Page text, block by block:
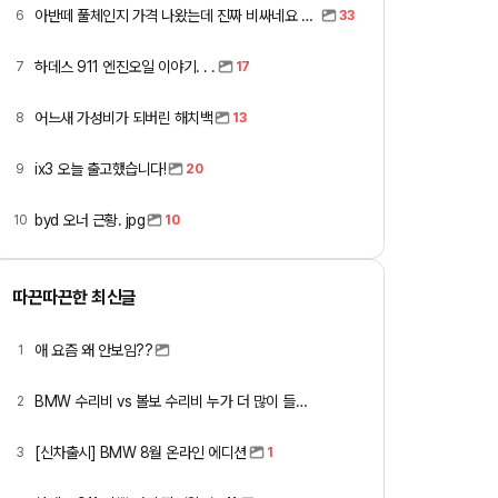
6 아반떼 풀체인지 가격 나왔는데 진짜 비싸네요 ㅎㅎ 33
7 하데스 911 엔진오일 이야기. . . 17
8 어느새 가성비가 되버린 해치백 13
9 ix3 오늘 출고했습니다! 20
10 byd 오너 근황. jpg 10
따끈따끈한 최신글
1 애 요즘 왜 안보임??
2 BMW 수리비 vs 볼보 수리비 누가 더 많이 들까요 ㅎ
3 [신차출시] BMW 8월 온라인 에디션 1